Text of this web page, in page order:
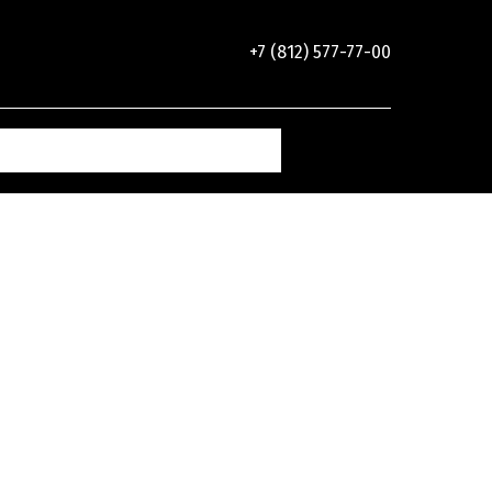
+7 (812) 577-77-00